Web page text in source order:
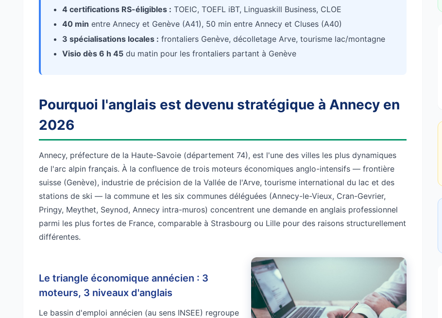
4 certifications RS-éligibles : TOEIC, TOEFL iBT, Linguaskill Business, CLOE
40 min entre Annecy et Genève (A41), 50 min entre Annecy et Cluses (A40)
3 spécialisations locales : frontaliers Genève, décolletage Arve, tourisme lac/montagne
Visio dès 6 h 45 du matin pour les frontaliers partant à Genève
Pourquoi l'anglais est devenu stratégique à Annecy en
2026
Annecy, préfecture de la Haute-Savoie (département 74), est l'une des villes les plus dynamiques
de l'arc alpin français. À la confluence de trois moteurs économiques anglo-intensifs — frontière
suisse (Genève), industrie de précision de la Vallée de l'Arve, tourisme international du lac et des
stations de ski — la commune et les six communes déléguées (Annecy-le-Vieux, Cran-Gevrier,
Pringy, Meythet, Seynod, Annecy intra-muros) concentrent une demande en anglais professionnel
parmi les plus fortes de France, comparable à Strasbourg ou Lille pour des raisons structurellement
différentes.
Le triangle économique annécien : 3
moteurs, 3 niveaux d'anglais
Le bassin d'emploi annécien (au sens INSEE) regroupe